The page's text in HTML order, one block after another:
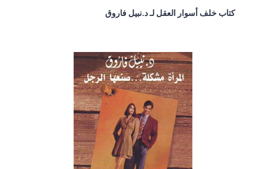
كتاب خلف أسوار العقل لـ د.نبيل فاروق